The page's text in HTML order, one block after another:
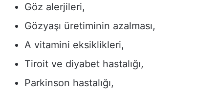
Göz alerjileri,
Gözyaşı üretiminin azalması,
A vitamini eksiklikleri,
Tiroit ve diyabet hastalığı,
Parkinson hastalığı,